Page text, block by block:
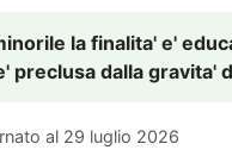
la finalita' e'
preclusa dalla gravita'
al 29 luglio 2026